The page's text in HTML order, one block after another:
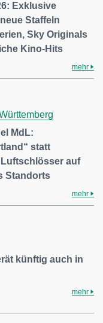
Exklusive
Staffeln
Sky Originals
Kino-Hits
mehr
MdL:
statt
auf
Standorts
mehr
künftig auch in
mehr